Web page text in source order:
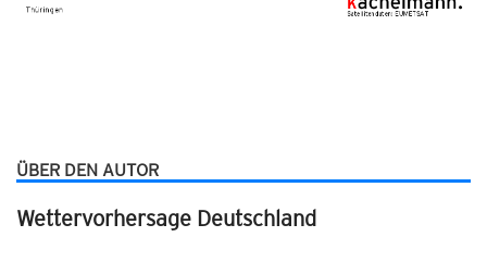
ÜBER DEN AUTOR
Wettervorhersage Deutschland